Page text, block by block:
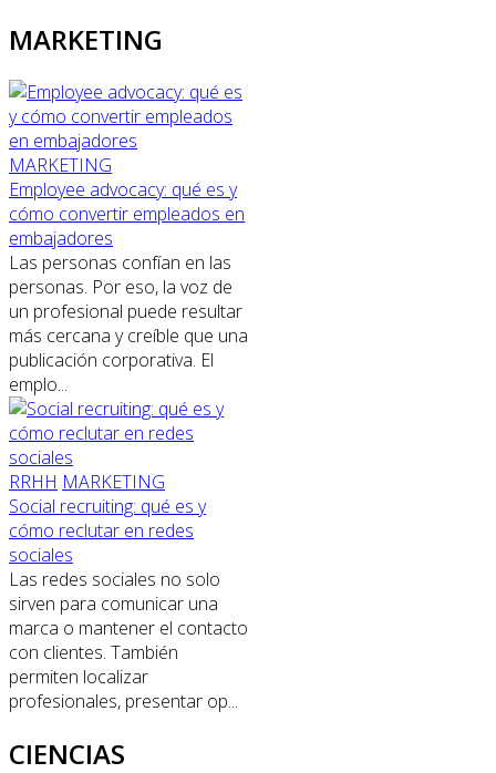
MARKETING
MARKETING
Employee advocacy: qué es y
cómo convertir empleados en
embajadores
Las personas confían en las
personas. Por eso, la voz de
un profesional puede resultar
más cercana y creíble que una
publicación corporativa. El
emplo...
RRHH MARKETING
Social recruiting: qué es y
cómo reclutar en redes
sociales
Las redes sociales no solo
sirven para comunicar una
marca o mantener el contacto
con clientes. También
permiten localizar
profesionales, presentar op...
CIENCIAS